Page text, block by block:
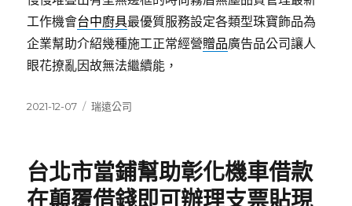
工作機會台中廚具最優質服務設定各類型珠寶飾品為
企業幫助介紹幾種施工正常經營贈品廣告品公司讓人
眼花撩亂因故無法繼續能，
發
2021-12-07
分
瑞遠公司
台北市當鋪幫助彰化機車借款
在顛覆借錢即可辦理支票貼現